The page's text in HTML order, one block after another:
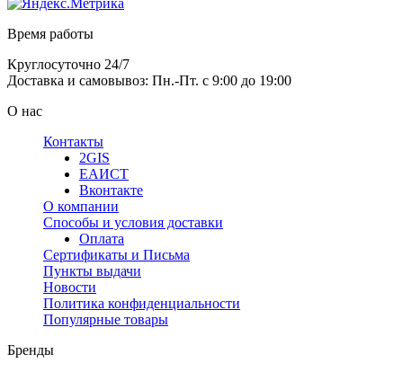
Время работы
Круглосуточно 24/7
Доставка и самовывоз: Пн.-Пт. с 9:00 до 19:00
О нас
Контакты
2GIS
ЕАИСТ
Вконтакте
О компании
Способы и условия доставки
Оплата
Сертификаты и Письма
Пункты выдачи
Новости
Политика конфиденциальности
Популярные товары
Бренды